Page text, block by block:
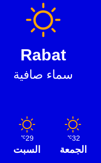
Rabat
سماء صافية
32
℃
الجمعة
29
℃
السبت